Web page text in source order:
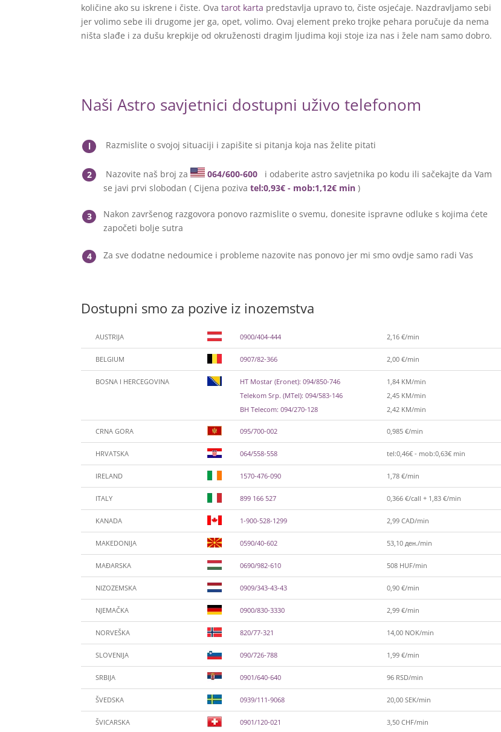
količine ako su iskrene i čiste. Ovatarot karta predstavlja upravo to, čiste osjećaje. Nazdravljamo sebi
jer volimo sebe ili drugome jer ga, opet, volimo. Ovaj element preko trojke pehara poručuje da nema
ništa slađe i za dušu krepkije od okruženosti dragim ljudima koji stoje iza nas i žele nam samo dobro.
Naši Astro savjetnici dostupni uživo telefonom
l Razmislite o svojoj situaciji i zapišite si pitanja koja nas želite pitati
2 Nazovite naš broj za 064/600-600
i odaberite astro savjetnika po kodu ili sačekajte da Vam
se javi prvi slobodan ( Cijena pozivatel:0,93€ - mob:1,12€ min)
3
Nakon završenog razgovora ponovo razmislite o svemu, donesite ispravne odluke s kojima ćete
započeti bolje sutra
4 Za sve dodatne nedoumice i probleme nazovite nas ponovo jer mi smo ovdje samo radi Vas
Dostupni smo za pozive iz inozemstva
AUSTRIJA 0900/404-444 2,16 €/min
BELGIUM 0907/82-366 2,00 €/min
BOSNA I HERCEGOVINA HT Mostar (Eronet): 094/850-746
1,84 KM/min
Telekom Srp. (MTel): 094/583-146
2,45 KM/min
BH Telecom: 094/270-128
2,42 KM/min
CRNA GORA 095/700-002 0,985 €/min
HRVATSKA 064/558-558 tel:0,46€ - mob:0,63€ min
IRELAND 1570-476-090 1,78 €/min
ITALY 899 166 527 0,366 €/call + 1,83 €/min
KANADA 1-900-528-1299 2,99 CAD/min
MAKEDONIJA 0590/40-602 53,10 ден./min
MAĐARSKA 0690/982-610 508 HUF/min
NIZOZEMSKA 0909/343-43-43 0,90 €/min
NJEMAČKA 0900/830-3330 2,99 €/min
NORVEŠKA 820/77-321 14,00 NOK/min
SLOVENIJA 090/726-788 1,99 €/min
SRBIJA 0901/640-640 96 RSD/min
ŠVEDSKA 0939/111-9068 20,00 SEK/min
ŠVICARSKA 0901/120-021 3,50 CHF/min